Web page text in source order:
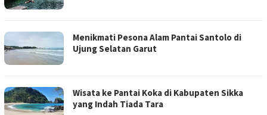
Menikmati Pesona Alam Pantai Santolo di
Ujung Selatan Garut
Wisata ke Pantai Koka di Kabupaten Sikka
yang Indah Tiada Tara